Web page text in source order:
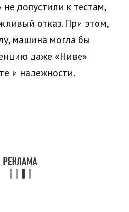
допустили к тестам,
отказ. При этом,
машина могла бы
даже «Ниве»
и надежности.